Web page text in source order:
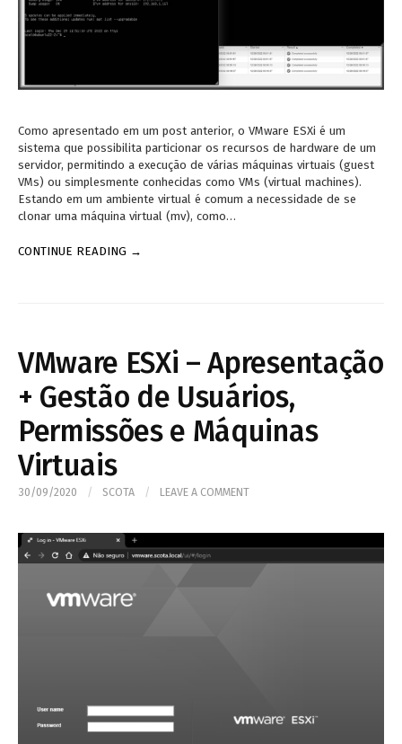
Como apresentado em um post anterior, o VMware ESXi é um
sistema que possibilita particionar os recursos de hardware de um
servidor, permitindo a execução de várias máquinas virtuais (guest
VMs) ou simplesmente conhecidas como VMs (virtual machines).
Estando em um ambiente virtual é comum a necessidade de se
clonar uma máquina virtual (mv), como…
CONTINUE READING →
VMware ESXi – Apresentação
+ Gestão de Usuários,
Permissões e Máquinas
Virtuais
30/09/2020 / SCOTA / LEAVE A COMMENT